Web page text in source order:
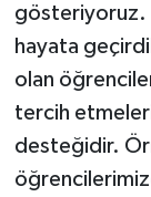
gösteriyoruz.
hayata
olan
tercih etmeleri
desteğidir.